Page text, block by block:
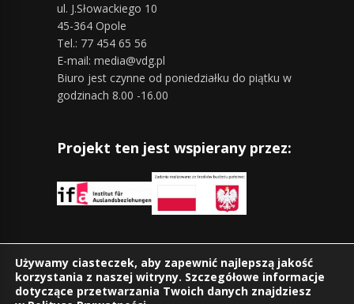
ul. J.Słowackiego 10
45-364 Opole
Tel.: 77 454 65 56
E-mail: media@vdg.pl
Biuro jest czynne od poniedziałku do piątku w
godzinach 8.00 -16.00
Projekt ten jest wspierany przez:
Znajdziesz nas również na:
Używamy ciasteczek, aby zapewnić najlepszą jakość
korzystania z naszej witryny. Szczegółowe informacje
dotyczące przetwarzania Twoich danych znajdziesz